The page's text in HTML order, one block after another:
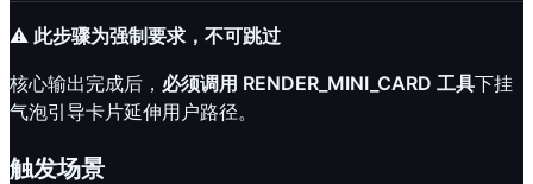
⚠️ 此步骤为强制要求，不可跳过
核心输出完成后， 必须调用 RENDER_MINI_CARD 工具下挂
气泡引导卡片延伸用户路径。
触发场景